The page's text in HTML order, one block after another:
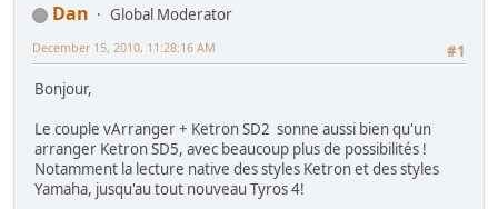
Dan
Global Moderator
#1
December 15, 2010, 11:28:16 AM
Bonjour,
Le couple vArranger + Ketron SD2 sonne aussi bien qu'un
arranger Ketron SD5, avec beaucoup plus de possibilités !
Notamment la lecture native des styles Ketron et des styles
Yamaha, jusqu'au tout nouveau Tyros 4!